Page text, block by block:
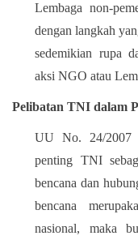
Lembaga non-
dengan langkah
sedemikian rupa
aksi NGO atau
Pelibatan TNI dalam
UU No. 24/2007
penting TNI
bencana dan
bencana
nasional, maka